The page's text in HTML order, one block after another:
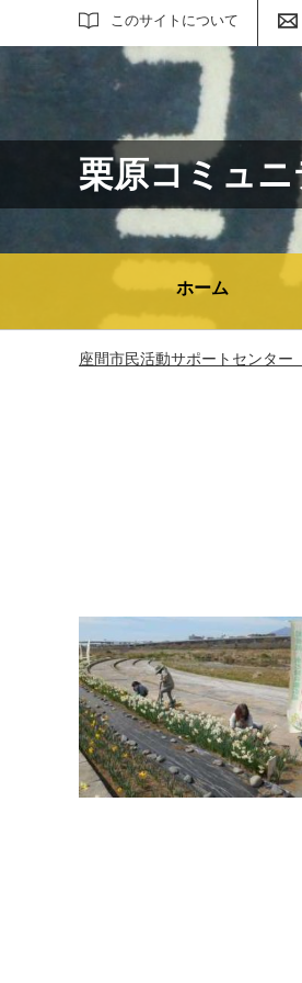
このサイトについて
サイト内検索
栗原コミュ
ホーム
座間市民活動サポートセンタ